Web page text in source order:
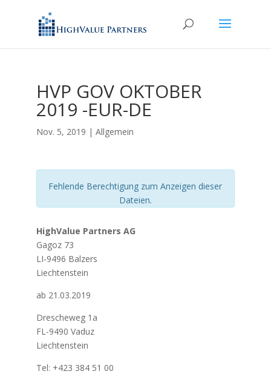
HVP GOV OKTOBER
2019 -EUR-DE
Nov. 5, 2019 | Allgemein
Fehlende Berechtigung zum Anzeigen dieser
Dateien.
HighValue Partners AG
Gagoz 73
LI-9496 Balzers
Liechtenstein
ab 21.03.2019
Drescheweg 1a
FL-9490 Vaduz
Liechtenstein
Tel: +423 384 51 00